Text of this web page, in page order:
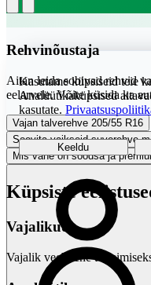
Rehvinõustaja
Aitan leida sobivad rehvid
eelarvele. Võite küsida ka
Vajan talverehve 205/55 R16
Soovita vaikseid suverehve
Mis vahe on soodsa ja
Kasutame küpsiseid teie
Analüütikaküpsised
kasutate.
Keeldu
Küpsiste
Vajalikud
Vajalik veebilehe